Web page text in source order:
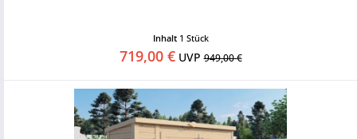
Inhalt 1 Stück
719,00 €UVP949,00 €